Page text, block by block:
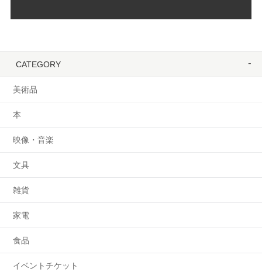
CATEGORY
美術品
本
映像・音楽
文具
雑貨
家電
食品
イベントチケット